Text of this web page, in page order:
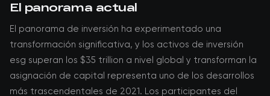
El panorama actual
El panorama de inversión ha experimentado una
transformación significativa, y los activos de inversión
esg superan los $35 trillion a nivel global y transforman la
asignación de capital representa uno de los desarrollos
más trascendentales de 2021. Los participantes del